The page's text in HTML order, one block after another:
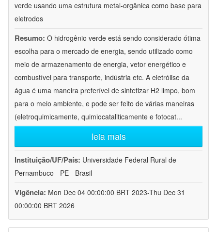
verde usando uma estrutura metal-orgânica como base para
eletrodos
Resumo: O hidrogênio verde está sendo considerado ótima
escolha para o mercado de energia, sendo utilizado como
meio de armazenamento de energia, vetor energético e
combustível para transporte, indústria etc. A eletrólise da
água é uma maneira preferível de sintetizar H2 limpo, bom
para o meio ambiente, e pode ser feito de várias maneiras
(eletroquimicamente, quimiocataliticamente e fotocat...
leia mais
Instituição/UF/País: Universidade Federal Rural de
Pernambuco - PE - Brasil
Vigência: Mon Dec 04 00:00:00 BRT 2023-Thu Dec 31
00:00:00 BRT 2026